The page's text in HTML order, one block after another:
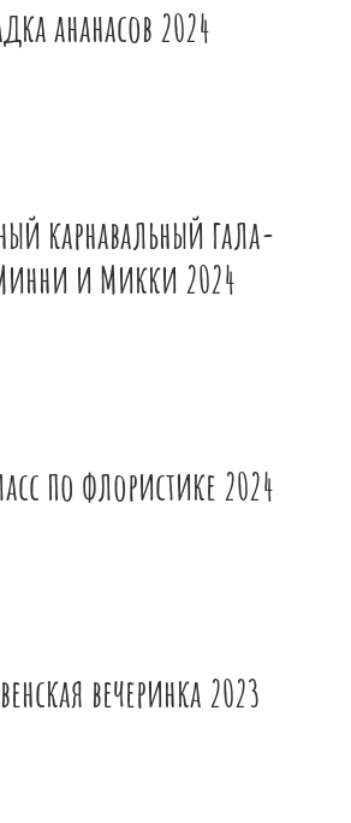
ананасов 2024
карнавальный гала-
и Микки 2024
по флористике 2024
вечеринка 2023